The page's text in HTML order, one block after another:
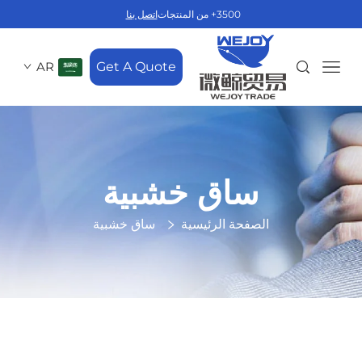
3500+ من المنتجات اتصل بنا
Get A Quote
AR
ساق خشبية
الصفحة الرئيسية ساق خشبية